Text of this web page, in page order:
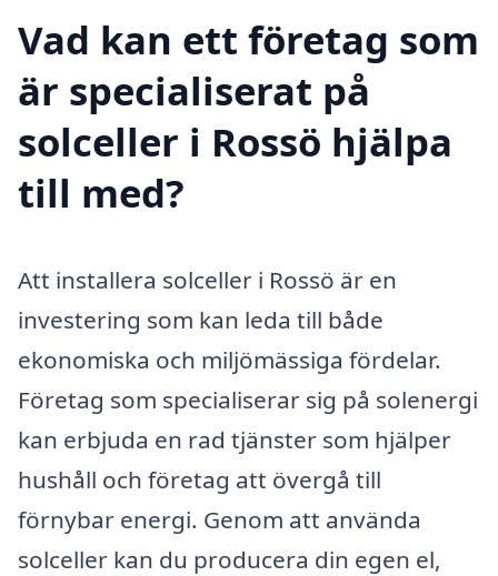
Vad kan ett företag som
är specialiserat på
solceller i Rossö hjälpa
till med?
Att installera solceller i Rossö är en
investering som kan leda till både
ekonomiska och miljömässiga fördelar.
Företag som specialiserar sig på solenergi
kan erbjuda en rad tjänster som hjälper
hushåll och företag att övergå till
förnybar energi. Genom att använda
solceller kan du producera din egen el,